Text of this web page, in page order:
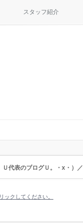
スタッフ紹介
Ｕ代表のブログＵ。・x・）／
ックしてください。